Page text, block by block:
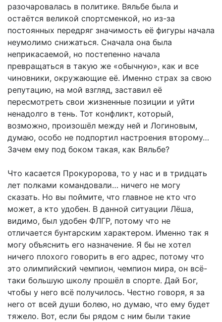
разочаровалась в политике. Вяльбе была и
остаётся великой спортсменкой, но из-за
постоянных передряг значимость её фигуры начала
неумолимо снижаться. Сначала она была
неприкасаемой, но постепенно начала
превращаться в такую же «обычную», как и все
чиновники, окружающие её. Именно страх за свою
репутацию, на мой взгляд, заставил её
пересмотреть свои жизненные позиции и уйти
ненадолго в тень. Тот конфликт, который,
возможно, произошёл между ней и Логиновым,
думаю, особо не подпортил настроения второму…
Зачем ему под боком такая, как Вяльбе?
Что касается Прокуророва, то у нас и в тридцать
лет полками командовали… ничего не могу
сказать. Но вы поймите, что главное не кто что
может, а кто удобен. В данной ситуации Лёша,
видимо, был удобен ФЛГР, потому что не
отличается бунтарским характером. Именно так я
могу объяснить его назначение. Я бы не хотел
ничего плохого говорить в его адрес, потому что
это олимпийский чемпион, чемпион мира, он всё-
таки большую школу прошёл в спорте. Дай Бог,
чтобы у него всё получилось. Честно говоря, я за
него от всей души болею, но думаю, что ему будет
тяжело. Вот, если бы рядом с ним были такие